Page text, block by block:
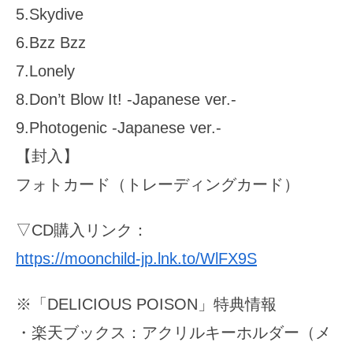
5.Skydive
6.Bzz Bzz
7.Lonely
8.Don’t Blow It! -Japanese ver.-
9.Photogenic -Japanese ver.-
【封入】
フォトカード（トレーディングカード）
▽CD購入リンク：
https://moonchild-jp.lnk.to/WlFX9S
※「DELICIOUS POISON」特典情報
・楽天ブックス：アクリルキーホルダー（メ